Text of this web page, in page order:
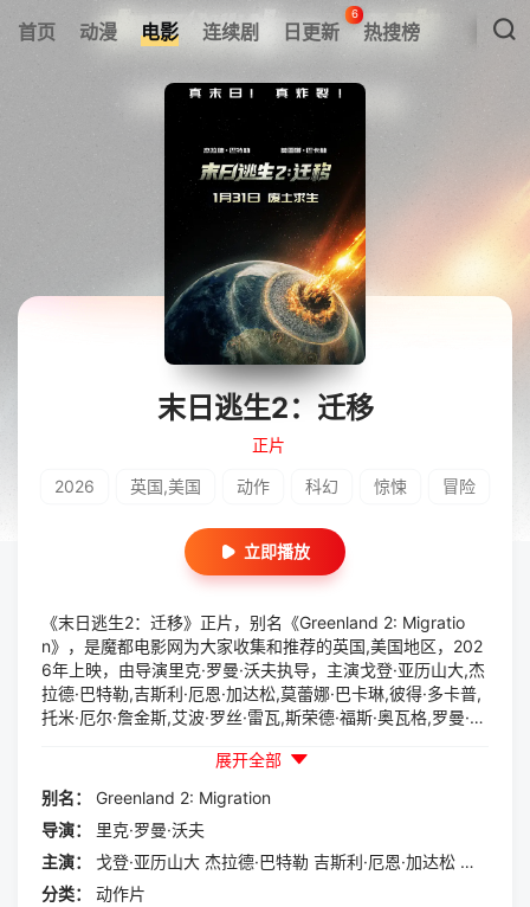
首页 动漫 电影 连续剧 日更新
6
热搜榜
末日逃生2：迁移
正片
2026 英国,美国 动作 科幻 惊悚 冒险
立即播放
《末日逃生2：迁移》正片，别名《Greenland 2: Migratio
n》，是魔都电影网为大家收集和推荐的英国,美国地区，202
6年上映，由导演里克·罗曼·沃夫执导，主演戈登·亚历山大,杰
拉德·巴特勒,吉斯利·厄恩·加达松,莫蕾娜·巴卡琳,彼得·多卡普,
托米·厄尔·詹金斯,艾波·罗丝·雷瓦,斯荣德·福斯·奥瓦格,罗曼·格
由于宇宙中的两颗彗星正面撞击了地球，致使地表生态遭遇毁
灭性打击，造成恶劣后果。全人类不得不躲藏在地堡中求得生
存。身为科学家的加里蒂带着一家人劫后余生，幸存了下来。
虽然他们躲过了第一波的冲击，但是他们所...
展开全部
别名：
Greenland 2: Migration
导演：
里克·罗曼·沃夫
主演：
戈登·亚历山大 杰拉德·巴特勒 吉斯利·厄恩·加达松 莫蕾娜·
分类：
动作片